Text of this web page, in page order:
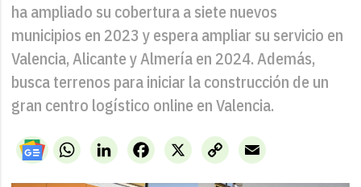
ha ampliado su cobertura a siete nuevos
municipios en 2023 y espera ampliar su servicio en
Valencia, Alicante y Almería en 2024. Además,
busca terrenos para iniciar la construcción de un
gran centro logístico online en Valencia.
WhatsAppLinkedIn X
Facebook
Copy
Link
Email